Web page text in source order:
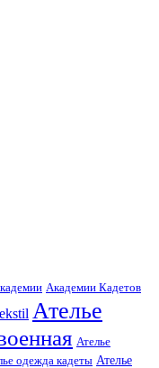
Академии Кадетов
Ателье
Ателье
одежда кадеты Ателье